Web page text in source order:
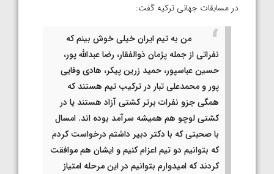
در مسابقات جهانی ترکیه گفت:
من به تیم ایران خیلی خوش بینم که
نفراتی از جمله پژمان ذوالفقار، رضا عبدالله پور،
حسین عباسپور، حمید زرین پیکر، هادی وفایی
پور و محمدعلی تبار در ترکیب تیم هستند که
همگی جزو نفرات برتر کشتی آزاد هستند یا در
کشتی لوچو هم همیشه سرآمد بوده اند. امسال
با صحبتی که با دکتر دبیر داشتم درخواست کردم
که بتوانیم دو تیم اعزام کنیم و ایشان هم موافقت
کردند که امیدوارم بتوانیم در این مرحله امتیاز